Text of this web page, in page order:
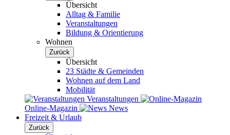
Übersicht
Alltag & Familie
Veranstaltungen
Bildung & Orientierung
Wohnen
Zurück
Übersicht
23 Städte & Gemeinden
Wohnen auf dem Land
Mobilität
Veranstaltungen
Online-Magazin
News
Freizeit & Urlaub
Zurück